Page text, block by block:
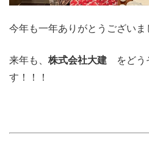
今年も一年ありがとうございま
来年も、 株式会社大建
をどう
す！！！